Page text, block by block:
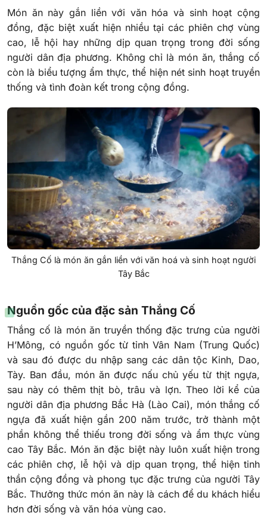
Món ăn này gắn liền với văn hóa và sinh hoạt cộng
đồng, đặc biệt xuất hiện nhiều tại các phiên chợ vùng
cao, lễ hội hay những dịp quan trọng trong đời sống
người dân địa phương. Không chỉ là món ăn, thắng cố
còn là biểu tượng ẩm thực, thể hiện nét sinh hoạt truyền
thống và tình đoàn kết trong cộng đồng.
Thắng Cố là món ăn gắn liền với văn hoá và sinh hoạt người
Tây Bắc
Nguồn gốc của đặc sản Thắng Cố
Thắng cố là món ăn truyền thống đặc trưng của người
H’Mông, có nguồn gốc từ tỉnh Vân Nam (Trung Quốc)
và sau đó được du nhập sang các dân tộc Kinh, Dao,
Tày. Ban đầu, món ăn được nấu chủ yếu từ thịt ngựa,
sau này có thêm thịt bò, trâu và lợn. Theo lời kể của
người dân địa phương Bắc Hà (Lào Cai), món thắng cố
ngựa đã xuất hiện gần 200 năm trước, trở thành một
phần không thể thiếu trong đời sống và ẩm thực vùng
cao Tây Bắc. Món ăn đặc biệt này luôn xuất hiện trong
các phiên chợ, lễ hội và dịp quan trọng, thể hiện tinh
thần cộng đồng và phong tục đặc trưng của người Tây
Bắc. Thưởng thức món ăn này là cách để du khách hiểu
hơn đời sống và văn hóa vùng cao.